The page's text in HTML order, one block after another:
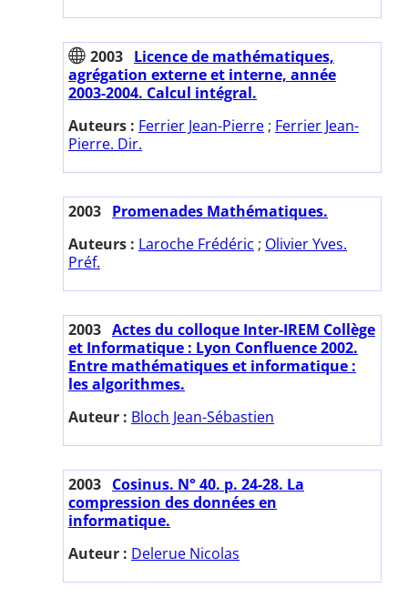
2003 Licence de mathématiques,
agrégation externe et interne, année
2003-2004. Calcul intégral.
Auteurs : Ferrier Jean-Pierre ; Ferrier Jean-
Pierre. Dir.
2003 Promenades Mathématiques.
Auteurs : Laroche Frédéric ; Olivier Yves.
Préf.
2003 Actes du colloque Inter-IREM Collège
et Informatique : Lyon Confluence 2002.
Entre mathématiques et informatique :
les algorithmes.
Auteur : Bloch Jean-Sébastien
2003 Cosinus. N° 40. p. 24-28. La
compression des données en
informatique.
Auteur : Delerue Nicolas